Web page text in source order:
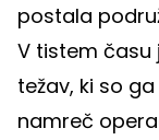
postala
V tistem času
težav, ki so
namreč